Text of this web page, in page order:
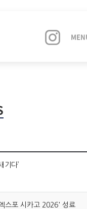
기다’
스포 시카고 2026' 성료